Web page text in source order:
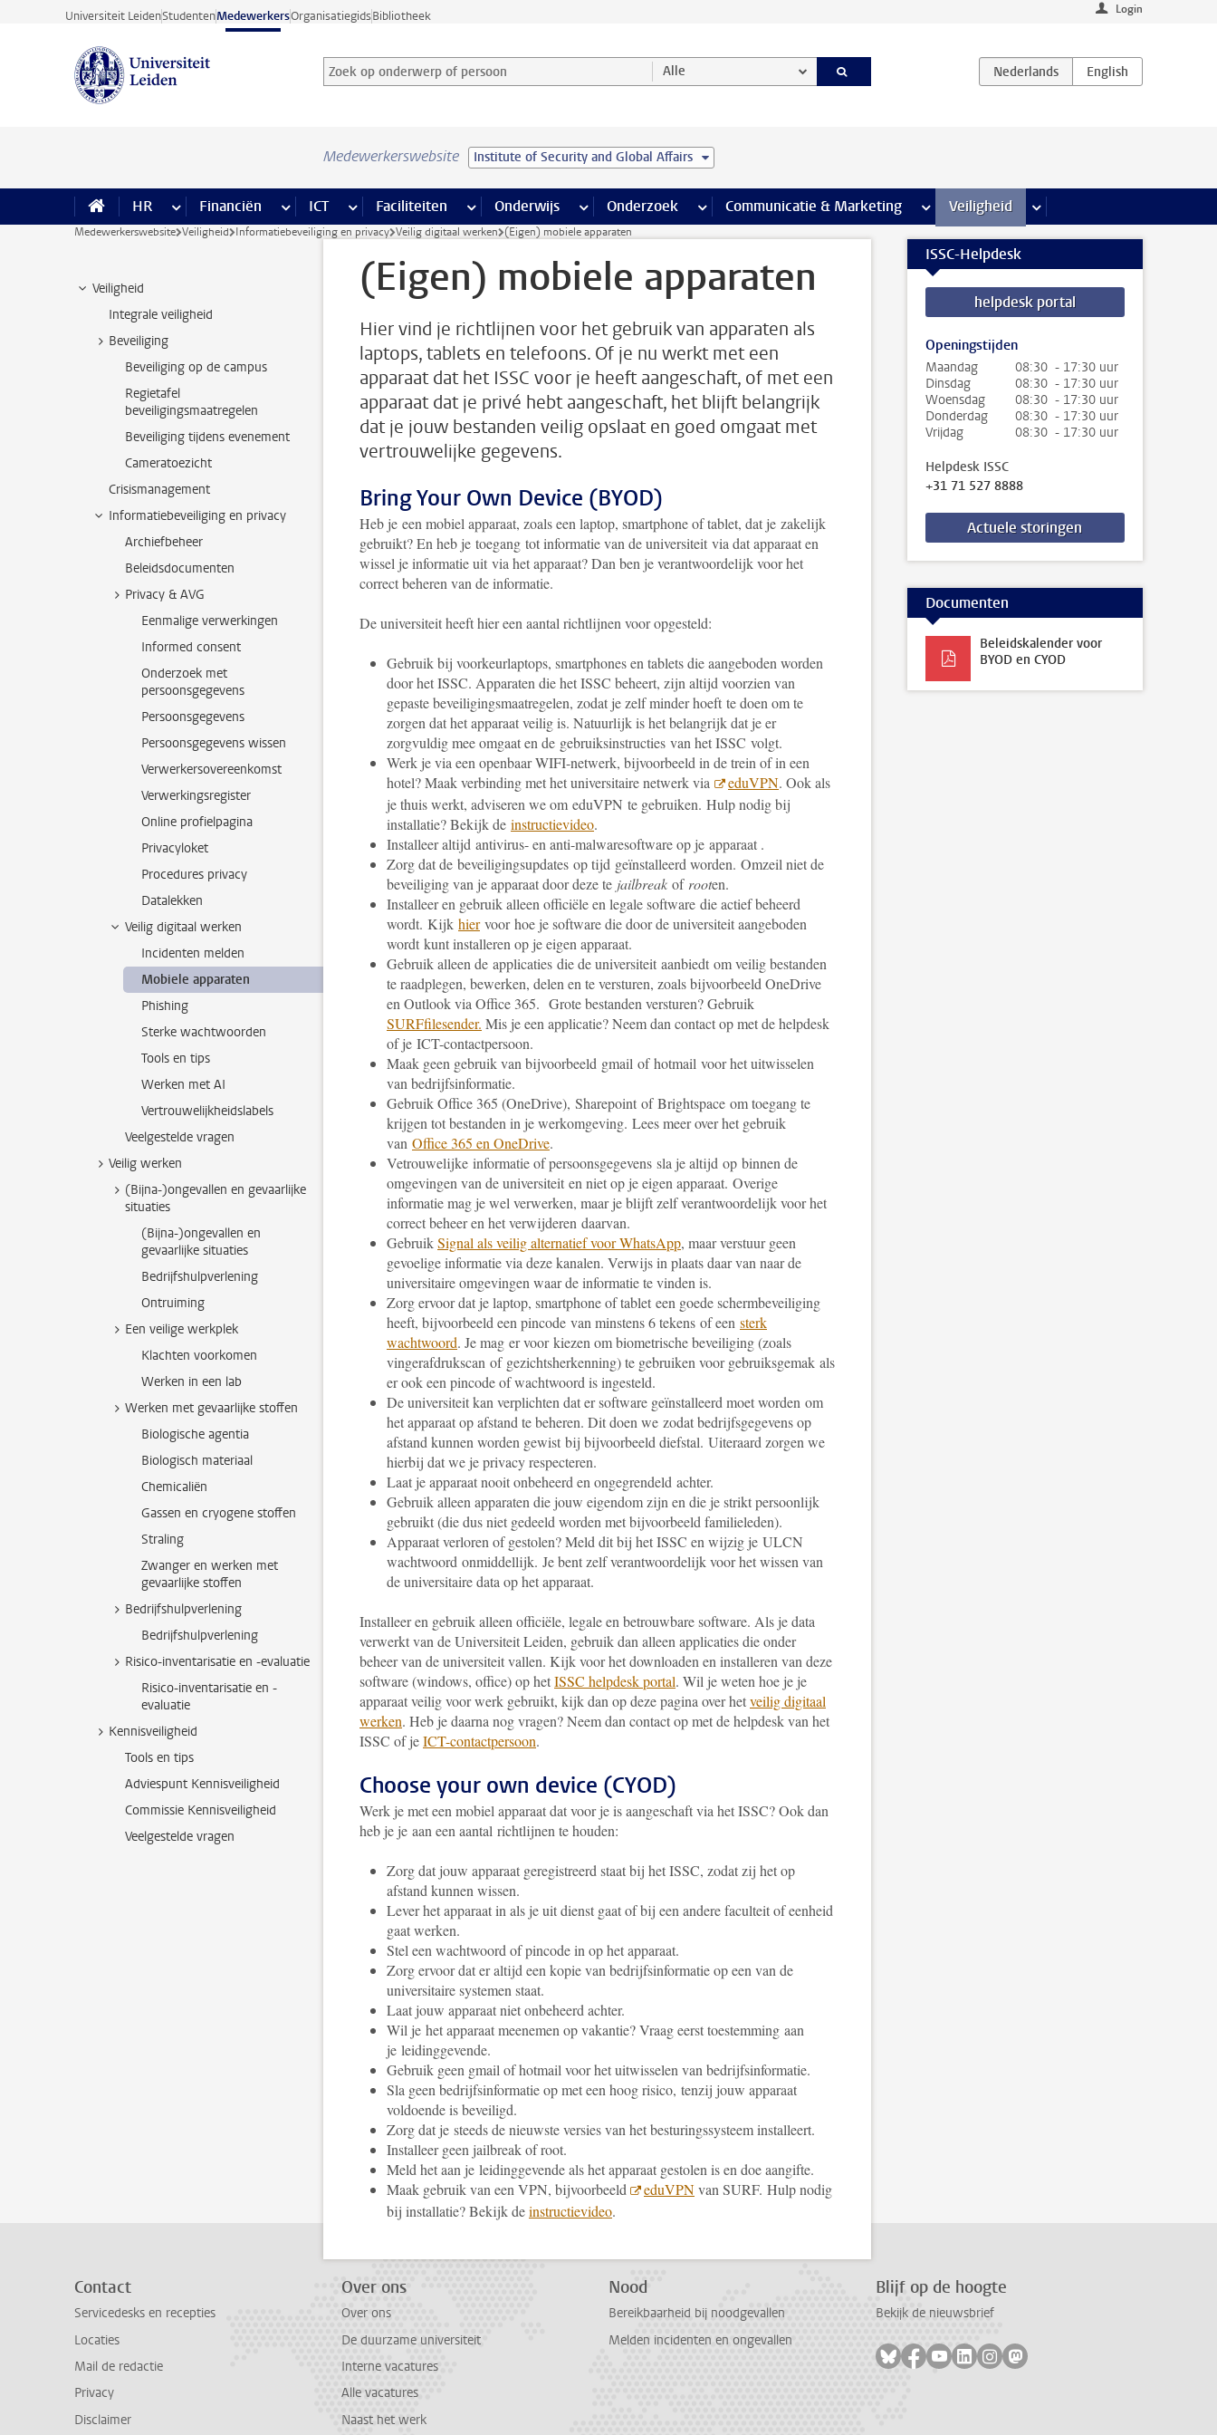
Ga direct naar de inhoud
Universiteit LeidenStudentenMedewerkersOrganisatiegidsBibliotheek Login
Zoek op onderwerp of persoon en selecteer categorie
Zoekterm Alle
Medewerkerswebsite Institute of Security and Global Affairs
HR meer HR pagina’s
Financiën meer Financiën pagina’s
ICT meer ICT pagina’s
Faciliteiten meer Faciliteiten pagina’s
Onderwijs meer Onderwijs pagina’s
Onderzoek meer Onderzoek pagina’s
Communicatie & Marketing meer Communicatie & Marketing pagina’s
Veiligheid meer Veiligheid pagina’s
Medewerkerswebsite Veiligheid Informatiebeveiliging en privacy Veilig digitaal werken (Eigen) mobiele apparaten
Veiligheid
Integrale veiligheid
Beveiliging
Beveiliging op de campus
Regietafel
beveiligingsmaatregelen
Beveiliging tijdens evenement
Cameratoezicht
Crisismanagement
Informatiebeveiliging en privacy
Archiefbeheer
Beleidsdocumenten
Privacy & AVG
Eenmalige verwerkingen
Informed consent
Onderzoek met
persoonsgegevens
Persoonsgegevens
Persoonsgegevens wissen
Verwerkersovereenkomst
Verwerkingsregister
Online profielpagina
Privacyloket
Procedures privacy
Datalekken
Veilig digitaal werken
Incidenten melden
Mobiele apparaten
Phishing
Sterke wachtwoorden
Tools en tips
Werken met AI
Vertrouwelijkheidslabels
Veelgestelde vragen
Veilig werken
(Bijna-)ongevallen en gevaarlijke
situaties
(Bijna-)ongevallen en
gevaarlijke situaties
Bedrijfshulpverlening
Ontruiming
Een veilige werkplek
Klachten voorkomen
Werken in een lab
Werken met gevaarlijke stoffen
Biologische agentia
Biologisch materiaal
Chemicaliën
Gassen en cryogene stoffen
Straling
Zwanger en werken met
gevaarlijke stoffen
Bedrijfshulpverlening
Bedrijfshulpverlening
Risico-inventarisatie en -evaluatie
Risico-inventarisatie en -
evaluatie
Kennisveiligheid
Tools en tips
Adviespunt Kennisveiligheid
Commissie Kennisveiligheid
Veelgestelde vragen
(Eigen) mobiele apparaten
Hier vind je richtlijnen voor het gebruik van apparaten als
laptops, tablets en telefoons. Of je nu werkt met een
apparaat dat het ISSC voor je heeft aangeschaft, of met een
apparaat dat je privé hebt aangeschaft, het blijft belangrijk
dat je jouw bestanden veilig opslaat en goed omgaat met
vertrouwelijke gegevens.
Bring Your Own Device (BYOD)
Heb je een mobiel apparaat, zoals een laptop, smartphone of tablet, dat je zakelijk
gebruikt? En heb je toegang tot informatie van de universiteit via dat apparaat en
wissel je informatie uit via het apparaat? Dan ben je verantwoordelijk voor het
correct beheren van de informatie.
De universiteit heeft hier een aantal richtlijnen voor opgesteld:
Gebruik bij voorkeurlaptops, smartphones en tablets die aangeboden worden
door het ISSC. Apparaten die het ISSC beheert, zijn altijd voorzien van
gepaste beveiligingsmaatregelen, zodat je zelf minder hoeft te doen om te
zorgen dat het apparaat veilig is. Natuurlijk is het belangrijk dat je er
zorgvuldig mee omgaat en de gebruiksinstructies van het ISSC volgt.
Werk je via een openbaar WIFI-netwerk, bijvoorbeeld in de trein of in een
hotel? Maak verbinding met het universitaire netwerk via
eduVPN. Ook als
je thuis werkt, adviseren we om eduVPN te gebruiken. Hulp nodig bij
installatie? Bekijk de instructievideo.
Installeer altijd antivirus- en anti-malwaresoftware op je apparaat .
Zorg dat de beveiligingsupdates op tijd geïnstalleerd worden. Omzeil niet de
beveiliging van je apparaat door deze te jailbreak of rooten.
Installeer en gebruik alleen officiële en legale software die actief beheerd
wordt. Kijk hiervoor hoe je software die door de universiteit aangeboden
wordt kunt installeren op je eigen apparaat.
Gebruik alleen de applicaties die de universiteit aanbiedt om veilig bestanden
te raadplegen, bewerken, delen en te versturen, zoals bijvoorbeeld OneDrive
en Outlook via Office 365. Grote bestanden versturen? Gebruik
SURFfilesender. Mis je een applicatie? Neem dan contact op met de helpdesk
of je ICT-contactpersoon.
Maak geen gebruik van bijvoorbeeld gmail of hotmail voor het uitwisselen
van bedrijfsinformatie.
Gebruik Office 365 (OneDrive), Sharepoint of Brightspace om toegang te
krijgen tot bestanden in je werkomgeving. Lees meer over het gebruik
van Office 365 en OneDrive.
Vetrouwelijke informatie of persoonsgegevens sla je altijd op binnen de
omgevingen van de universiteit en niet op je eigen apparaat. Overige
informatie mag je wel verwerken, maar je blijft zelf verantwoordelijk voor het
correct beheer en het verwijderen daarvan.
GebruikSignal als veilig alternatief voor WhatsApp, maar verstuur geen
gevoelige informatie via deze kanalen. Verwijs in plaats daar van naar de
universitaire omgevingen waar de informatie te vinden is.
Zorg ervoor dat je laptop, smartphone of tablet een goede schermbeveiliging
heeft, bijvoorbeeld een pincode van minstens 6 tekens of een sterk
wachtwoord. Je mag er voor kiezen om biometrische beveiliging (zoals
vingerafdrukscan of gezichtsherkenning) te gebruiken voor gebruiksgemak als
er ook een pincode of wachtwoord is ingesteld.
De universiteit kan verplichten dat er software geïnstalleerd moet worden om
het apparaat op afstand te beheren. Dit doen we zodat bedrijfsgegevens op
afstand kunnen worden gewist bij bijvoorbeeld diefstal. Uiteraard zorgen we
hierbij dat we je privacy respecteren.
Laat je apparaat nooit onbeheerd en ongegrendeld achter.
Gebruik alleen apparaten die jouw eigendom zijn en die je strikt persoonlijk
gebruikt (die dus niet gedeeld worden met bijvoorbeeld familieleden).
Apparaat verloren of gestolen? Meld dit bij het ISSC en wijzig je ULCN
wachtwoord onmiddellijk. Je bent zelf verantwoordelijk voor het wissen van
de universitaire data op het apparaat.
Installeer en gebruik alleen officiële, legale en betrouwbare software. Als je data
verwerkt van de Universiteit Leiden, gebruik dan alleen applicaties die onder
beheer van de universiteit vallen. Kijk voor het downloaden en installeren van deze
software (windows, office) op hetISSC helpdesk portal. Wil je weten hoe je je
apparaat veilig voor werk gebruikt, kijk dan op deze pagina over hetveilig digitaal
werken. Heb je daarna nog vragen? Neem dan contact op met de helpdesk van het
ISSC of jeICT-contactpersoon.
Choose your own device (CYOD)
Werk je met een mobiel apparaat dat voor je is aangeschaft via het ISSC? Ook dan
heb je je aan een aantal richtlijnen te houden:
Zorg dat jouw apparaat geregistreerd staat bij het ISSC, zodat zij het op
afstand kunnen wissen.
Lever het apparaat in als je uit dienst gaat of bij een andere faculteit of eenheid
gaat werken.
Stel een wachtwoord of pincode in op het apparaat.
Zorg ervoor dat er altijd een kopie van bedrijfsinformatie op een van de
universitaire systemen staat.
Laat jouw apparaat niet onbeheerd achter.
Wil je het apparaat meenemen op vakantie? Vraag eerst toestemming aan
je leidinggevende.
Gebruik geen gmail of hotmail voor het uitwisselen van bedrijfsinformatie.
Sla geen bedrijfsinformatie op met een hoog risico, tenzij jouw apparaat
voldoende is beveiligd.
Zorg dat je steeds de nieuwste versies van het besturingssysteem installeert.
Installeer geen jailbreak of root.
Meld het aan je leidinggevende als het apparaat gestolen is en doe aangifte.
Maak gebruik van een VPN, bijvoorbeeld
eduVPNvan SURF. Hulp nodig
bij installatie? Bekijk deinstructievideo.
ISSC-Helpdesk
helpdesk portal
Openingstijden
Maandag
08:30 - 17:30 uur
Dinsdag
08:30 - 17:30 uur
Woensdag
08:30 - 17:30 uur
Donderdag
08:30 - 17:30 uur
Vrijdag
08:30 - 17:30 uur
Helpdesk ISSC
+31 71 527 8888
Actuele storingen
Documenten
Beleidskalender voor
BYOD en CYOD
Contact
Servicedesks en recepties
Locaties
Mail de redactie
Privacy
Disclaimer
Over ons
Over ons
De duurzame universiteit
Interne vacatures
Alle vacatures
Naast het werk
Nood
Bereikbaarheid bij noodgevallen
Melden incidenten en ongevallen
Blijf op de hoogte
Bekijk de nieuwsbrief
Volg ons op bluesky
Volg ons op facebook
Volg ons op youtube
Volg ons op linkedin
Volg ons op instagram
Volg ons op mastodon